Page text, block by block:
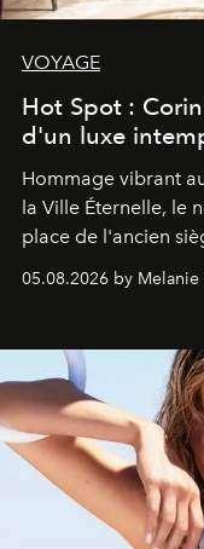
VOYAGE
Hot Spot :
d'un luxe
Hommage vibrant
la Ville Éternelle, le
place de l'ancien
de vivre Romain
05.08.2026 by